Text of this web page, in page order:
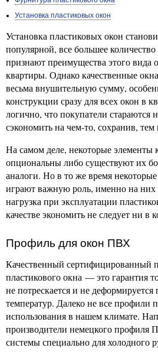
Установка пластиковых окон
Установка пластиковых окон
популярной, все большее
признают преимущества этого вида
квартиры. Однако качественные
весьма внушительную сумму,
конструкции сразу для всех окон в
логично, что покупатели стараются
сэкономить на чем-то, сохранив, тем
На самом деле, некоторые элементы
опциональны либо существуют их
аналоги. Но в то же время
играют важную роль, именно на них
нагрузка при эксплуатации
качестве экономить не следует ни в
Профиль для окон ПВХ
Качественный сертифицированный
пластикового окна — это гарантия
не потрескается и не деформируется
температур. Далеко не все профили
использования в нашем климате.
производители немецкого профиля
системы специально для холодного